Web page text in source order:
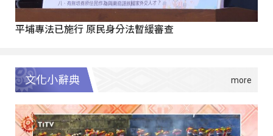
平埔專法已施行 原民身分法暫緩審查
文化小辭典